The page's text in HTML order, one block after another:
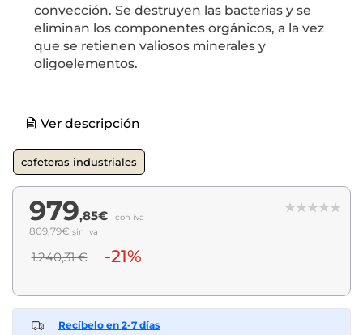
convección. Se destruyen las bacterias y se
eliminan los componentes orgánicos, a la vez
que se retienen valiosos minerales y
oligoelementos.
Ver descripción
cafeteras industriales
979,85€ con iva
809,79€ sin iva
1.240,31 € -21%
Recíbelo en 2-7 días